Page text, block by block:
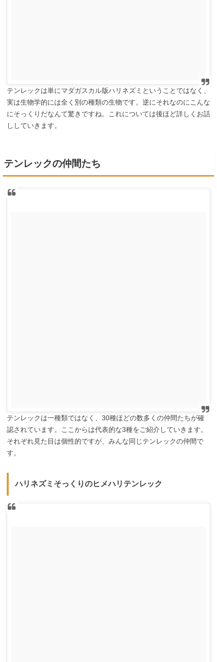
テンレックは単にマダガスカル版ハリネズミということではなく、
実は生物学的には全く別の種類の生物です。逆にそれなのにこんな
にそっくりだなんて驚きですね。これについては後ほど詳しくお話
ししていきます。
テンレックの仲間たち
テンレックは一種類ではなく、30種ほどの数多くの仲間たちが確
認されています。ここからは代表的な3種をご紹介していきます。
それぞれ見た目は個性的ですが、みんな同じテンレックの仲間で
す。
ハリネズミそっくりのヒメハリテンレック